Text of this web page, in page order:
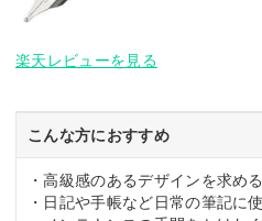
楽天レビューを見る
こんな方におすすめ
・高級感のあるデザインを求める
・日記や手帳など日常の筆記に